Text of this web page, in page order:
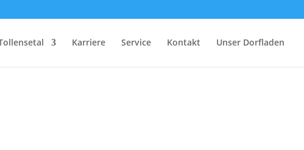
Karriere Service Kontakt Unser Dorfladen